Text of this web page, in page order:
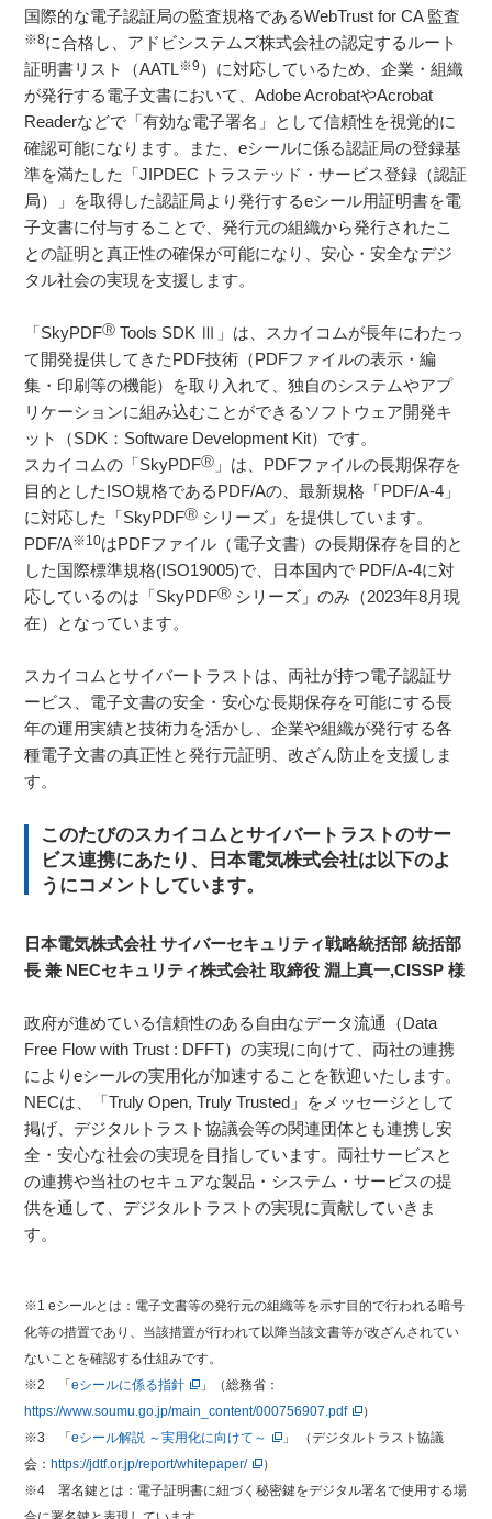
国際的な電子認証局の監査規格であるWebTrust for CA 監査
※8に合格し、アドビシステムズ株式会社の認定するルート
証明書リスト（AATL※9 ）に対応しているため、企業・組織
が発行する電子文書において、Adobe AcrobatやAcrobat
Readerなどで「有効な電子署名」として信頼性を視覚的に
確認可能になります。また、eシールに係る認証局の登録基
準を満たした「JIPDEC トラステッド・サービス登録（認証
局）」を取得した認証局より発行するeシール用証明書を電
子文書に付与することで、発行元の組織から発行されたこ
との証明と真正性の確保が可能になり、安心・安全なデジ
タル社会の実現を支援します。
「SkyPDFⓇ Tools SDK Ⅲ」は、スカイコムが長年にわたっ
て開発提供してきたPDF技術（PDFファイルの表示・編
集・印刷等の機能）を取り入れて、独自のシステムやアプ
リケーションに組み込むことができるソフトウェア開発キ
ット（SDK：Software Development Kit）です。
スカイコムの「SkyPDFⓇ 」は、PDFファイルの長期保存を
目的としたISO規格であるPDF/Aの、最新規格「PDF/A-4」
に対応した「SkyPDFⓇ シリーズ」を提供しています。
PDF/A※10はPDFファイル（電子文書）の長期保存を目的と
した国際標準規格(ISO19005)で、日本国内で PDF/A-4に対
応しているのは「SkyPDFⓇ シリーズ」のみ（2023年8月現
在）となっています。
スカイコムとサイバートラストは、両社が持つ電子認証サ
ービス、電子文書の安全・安心な長期保存を可能にする長
年の運用実績と技術力を活かし、企業や組織が発行する各
種電子文書の真正性と発行元証明、改ざん防止を支援しま
す。
このたびのスカイコムとサイバートラストのサー
ビス連携にあたり、日本電気株式会社は以下のよ
うにコメントしています。
日本電気株式会社 サイバーセキュリティ戦略統括部 統括部
長 兼 NECセキュリティ株式会社 取締役 淵上真一,CISSP 様
政府が進めている信頼性のある自由なデータ流通（Data
Free Flow with Trust : DFFT）の実現に向けて、両社の連携
によりeシールの実用化が加速することを歓迎いたします。
NECは、「Truly Open, Truly Trusted」をメッセージとして
掲げ、デジタルトラスト協議会等の関連団体とも連携し安
全・安心な社会の実現を目指しています。両社サービスと
の連携や当社のセキュアな製品・システム・サービスの提
供を通して、デジタルトラストの実現に貢献していきま
す。
※1 eシールとは：電子文書等の発行元の組織等を示す目的で行われる暗号
化等の措置であり、当該措置が行われて以降当該文書等が改ざんされてい
ないことを確認する仕組みです。
※2 「eシールに係る指針
」（総務省：
https://www.soumu.go.jp/main_content/000756907.pdf
）
※3 「eシール解説 ～実用化に向けて～
」 （デジタルトラスト協議
会：https://jdtf.or.jp/report/whitepaper/
）
※4 署名鍵とは：電子証明書に紐づく秘密鍵をデジタル署名で使用する場